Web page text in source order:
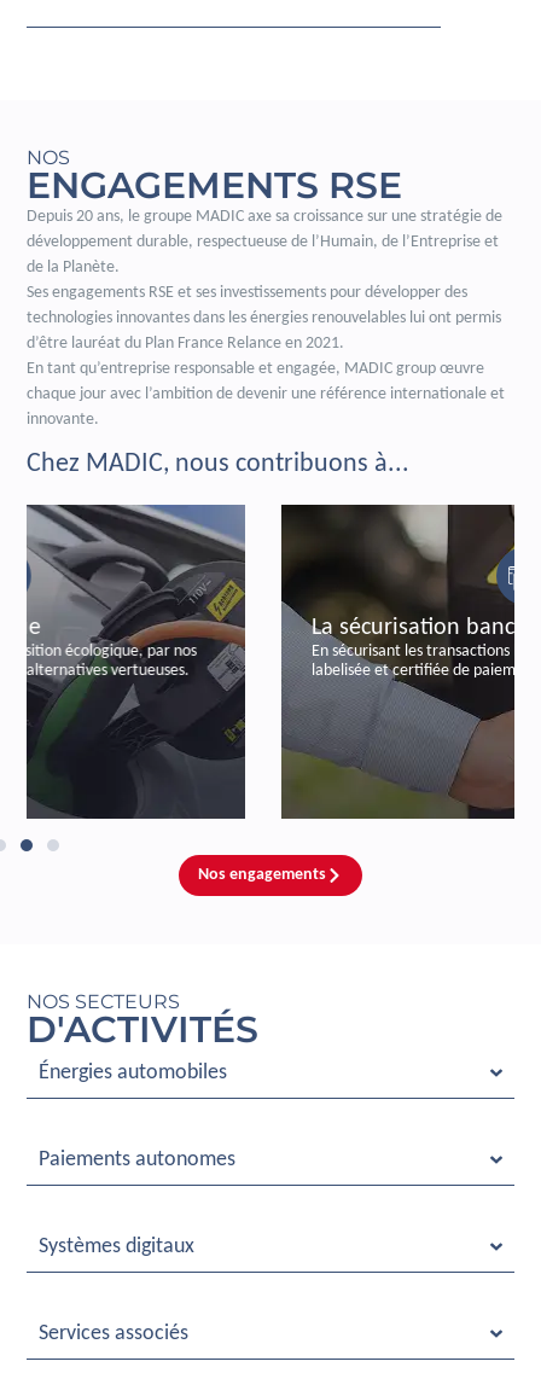
NOS
ENGAGEMENTS RSE
Depuis 20 ans, le groupe MADIC axe sa croissance sur une stratégie de
développement durable, respectueuse de l’Humain, de l’Entreprise et
de la Planète.
Ses engagements RSE et ses investissements pour développer des
technologies innovantes dans les énergies renouvelables lui ont permis
d’être lauréat du Plan France Relance en 2021.
En tant qu’entreprise responsable et engagée, MADIC group œuvre
chaque jour avec l’ambition de devenir une référence internationale et
innovante.
Chez MADIC, nous contribuons à...
La sécurisation bancaire
En sécurisant les transactions bancaires, par notre offre
labelisée et certifiée de paiements autonomes.
Nos engagements
NOS SECTEURS
D'ACTIVITÉS
Énergies automobiles
Paiements autonomes
Systèmes digitaux
Services associés